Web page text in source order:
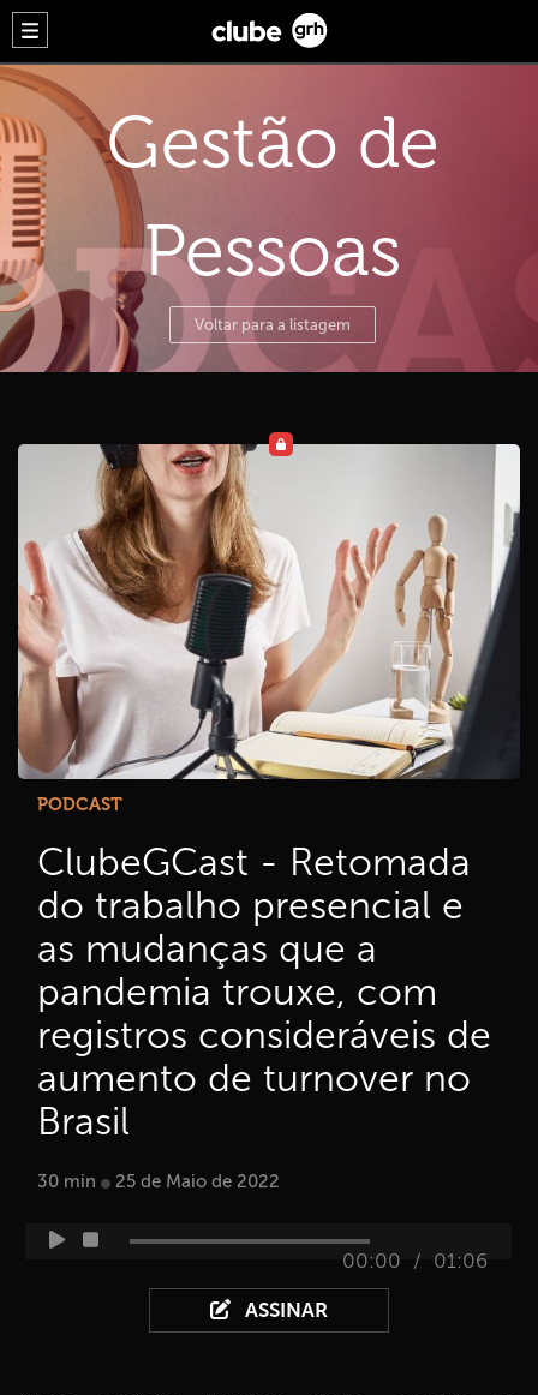
Gestão de
Pessoas
Voltar para a listagem
PODCAST
ClubeGCast - Retomada
do trabalho presencial e
as mudanças que a
pandemia trouxe, com
registros consideráveis de
aumento de turnover no
Brasil
30 min 25 de Maio de 2022
00:00 / 01:06
ASSINAR